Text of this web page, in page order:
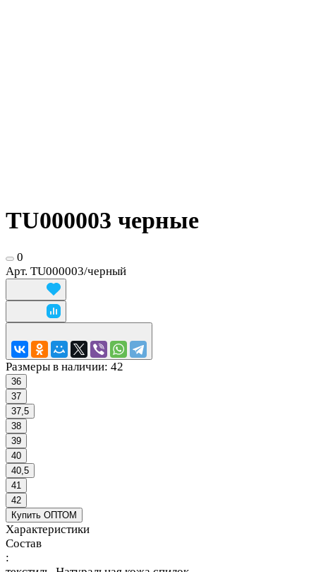
TU000003 черные
0
Арт. TU000003/черный
Размеры в наличии: 42
36
37
37,5
38
39
40
40,5
41
42
Купить ОПТОМ
Характеристики
Состав
: